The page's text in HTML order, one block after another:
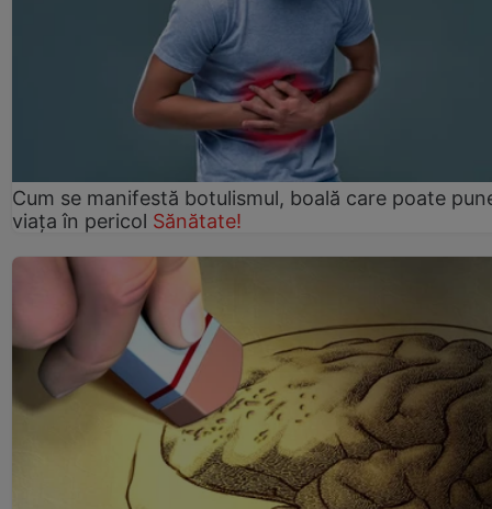
Cum se manifestă botulismul, boală care poate
viaţa în pericol Sănătate!